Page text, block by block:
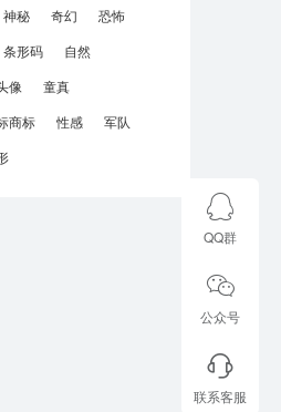
神秘 奇幻
恐怖
条形码
自然
像
童真
商标 性感
军队
QQ群
公众号
联系客服